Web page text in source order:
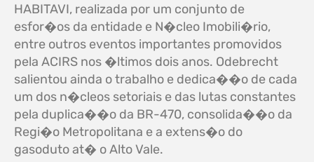
HABITAVI, realizada por um conjunto de
esfor�os da entidade e N�cleo Imobili�rio,
entre outros eventos importantes promovidos
pela ACIRS nos �ltimos dois anos. Odebrecht
salientou ainda o trabalho e dedica��o de cada
um dos n�cleos setoriais e das lutas constantes
pela duplica��o da BR-470, consolida��o da
Regi�o Metropolitana e a extens�o do
gasoduto at� o Alto Vale.